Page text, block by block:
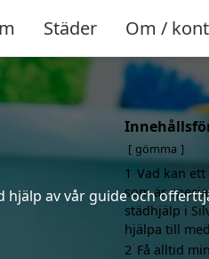
Städer Om /
av vår guide och
gömma
1 Vad kan
som är
städhjälp i
hjälpa till
2 Få alltid